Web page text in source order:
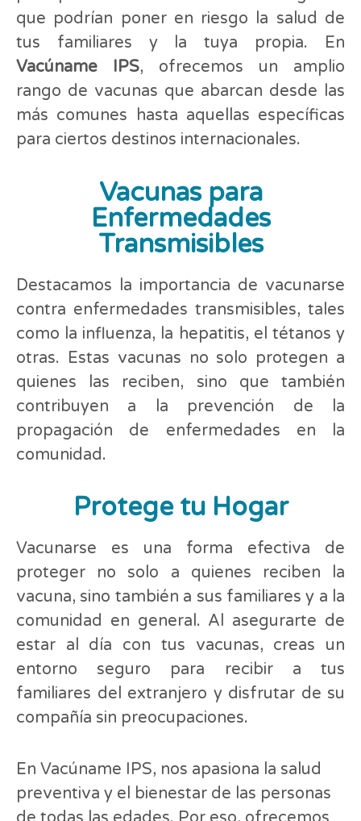
que podrían poner en riesgo la salud de
tus familiares y la tuya propia. En
Vacúname IPS, ofrecemos un amplio
rango de vacunas que abarcan desde las
más comunes hasta aquellas específicas
para ciertos destinos internacionales.
Vacunas para
Enfermedades
Transmisibles
Destacamos la importancia de vacunarse
contra enfermedades transmisibles, tales
como la influenza, la hepatitis, el tétanos y
otras. Estas vacunas no solo protegen a
quienes las reciben, sino que también
contribuyen a la prevención de la
propagación de enfermedades en la
comunidad.
Protege tu Hogar
Vacunarse es una forma efectiva de
proteger no solo a quienes reciben la
vacuna, sino también a sus familiares y a la
comunidad en general. Al asegurarte de
estar al día con tus vacunas, creas un
entorno seguro para recibir a tus
familiares del extranjero y disfrutar de su
compañía sin preocupaciones.
En Vacúname IPS, nos apasiona la salud
preventiva y el bienestar de las personas